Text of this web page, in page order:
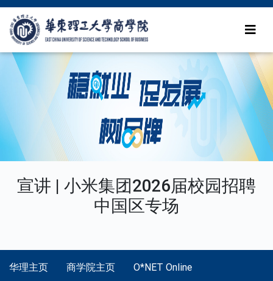
宣讲 | 小米集团2026届校园招聘
中国区专场
华理主页 商学院主页
O*NET Online